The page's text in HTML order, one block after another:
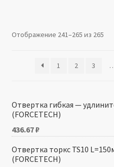
Отображение 241–265 из 265
1 2 3
Отвертка гибкая —
(FORCETECH)
436.67₽
Отвертка торкс TS10
(FORCETECH)